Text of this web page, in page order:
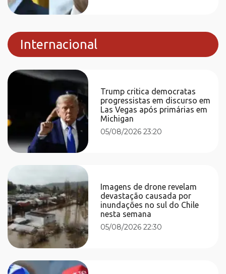
Internacional
Trump critica democratas
progressistas em discurso em
Las Vegas após primárias em
Michigan
05/08/2026 23:20
Imagens de drone revelam
devastação causada por
inundações no sul do Chile
nesta semana
05/08/2026 22:30